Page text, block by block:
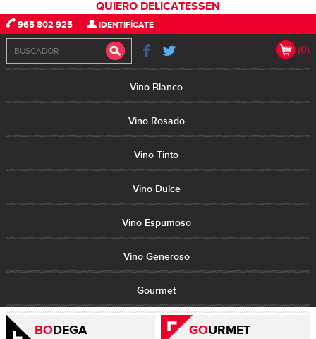
965 802 925 IDENTIFÍCATE
(0)
Vino Blanco
Vino Rosado
Vino Tinto
Vino Dulce
Vino Espumoso
Vino Generoso
Gourmet
QUIERO DELICATESSEN
BODEGA GOURMET